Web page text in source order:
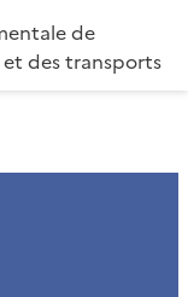
de
et des transports